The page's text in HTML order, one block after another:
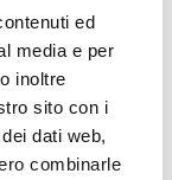
ed
media e per
inoltre
sito con i
dati web,
combinarle